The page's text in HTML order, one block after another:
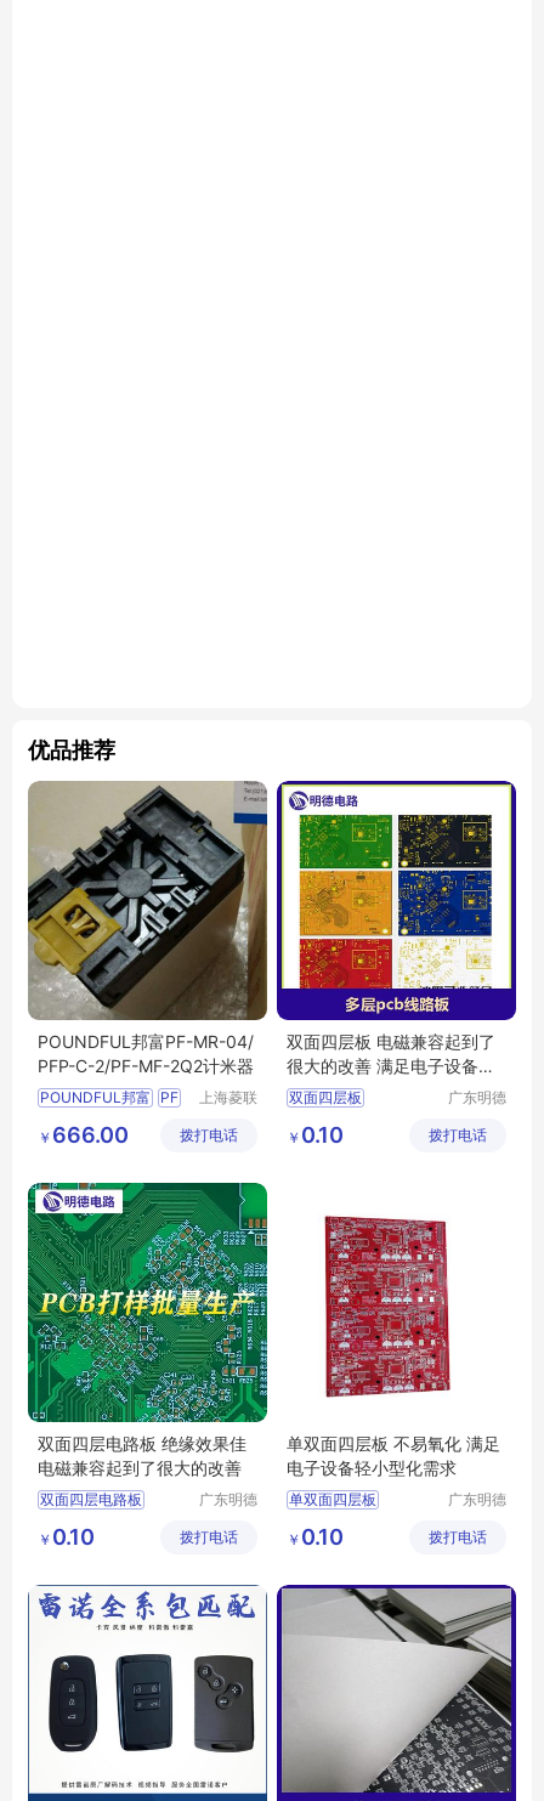
优品推荐
POUNDFUL邦富PF-MR-04/
PFP-C-2/PF-MF-2Q2计米器
POUNDFUL邦富
PF
C
2仪表 MF
邦富计米器
上海菱联
制技术有
￥ 666.00 拨打电话
双面四层板 电磁兼容起到了
很大的改善 满足电子设备轻
小型化需求
双面四层板
四层电路板加工
广东明德
有限公司
￥ 0.10 拨打电话
双面四层电路板 绝缘效果佳
电磁兼容起到了很大的改善
双面四层电路板
四层电路板加工
pcb单双面四层电路板
广东明德
有限公司
￥ 0.10 拨打电话
单双面四层板 不易氧化 满足
电子设备轻小型化需求
单双面四层板
四层电路板加工
pcb单双面四层电路板
广东明德
有限公司
￥ 0.10 拨打电话